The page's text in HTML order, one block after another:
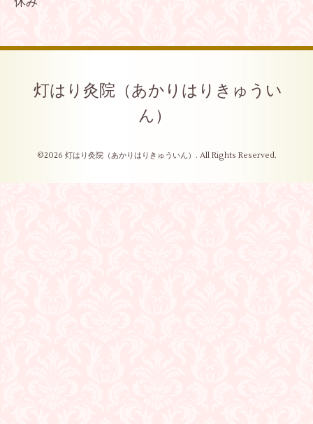
灯はり灸院（あかりはりきゅうい
ん）
©2026 灯はり灸院（あかりはりきゅういん） . All Rights Reserved.